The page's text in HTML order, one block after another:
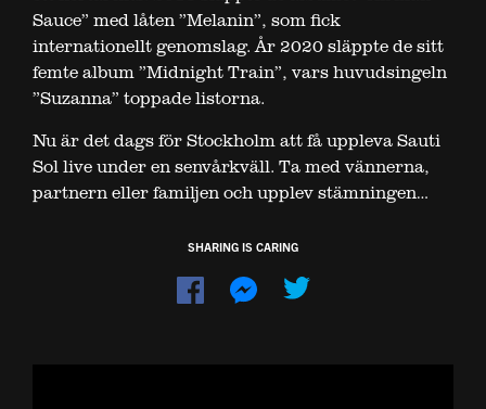
Sauce” med låten ”Melanin”, som fick
internationellt genomslag. År 2020 släppte de sitt
femte album ”Midnight Train”, vars huvudsingeln
”Suzanna” toppade listorna.
Nu är det dags för Stockholm att få uppleva Sauti
Sol live under en senvårkväll. Ta med vännerna,
partnern eller familjen och upplev stämningen…
SHARING IS CARING
Dela
Dela